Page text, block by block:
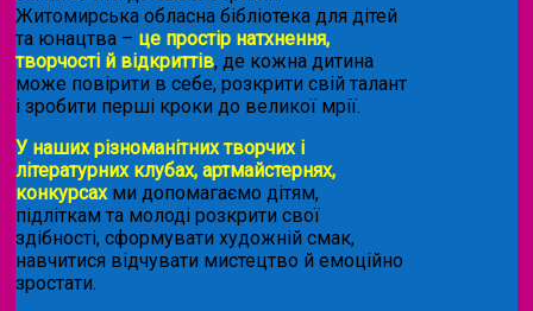
Житомирська обласна бібліотека для дітей
та юнацтва – це простір натхнення,
творчості й відкриттів, де кожна дитина
може повірити в себе, розкрити свій талант
і зробити перші кроки до великої мрії.
У наших різноманітних творчих і
літературних клубах, артмайстернях,
конкурсахми допомагаємо дітям,
підліткам та молоді розкрити свої
здібності, сформувати художній смак,
навчитися відчувати мистецтво й емоційно
зростати.